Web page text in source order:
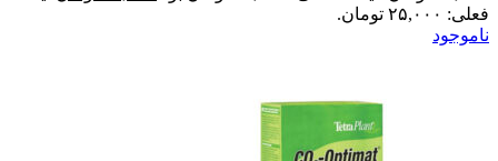
فعلی: ۲۵,۰۰۰ تومان.
ناموجود